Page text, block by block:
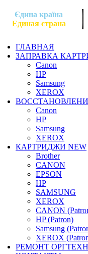
Єдина країна
Единая страна
ГЛАВНАЯ
ЗАПРАВКА
Canon
HP
Samsung
XEROX
Canon
HP
Samsung
XEROX
КАРТРИДЖИ NEW
Brother
CANON
EPSON
HP
SAMSUNG
XEROX
CANON
HP (Patron)
Samsung
XEROX
РЕМОНТ